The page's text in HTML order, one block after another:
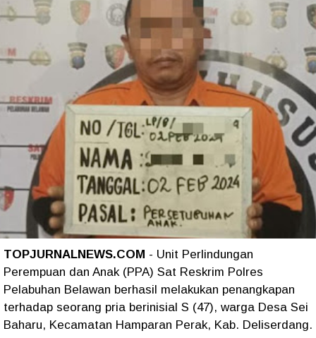
TOPJURNALNEWS.COM - Unit Perlindungan
Perempuan dan Anak (PPA) Sat Reskrim Polres
Pelabuhan Belawan berhasil melakukan penangkapan
terhadap seorang pria berinisial S (47), warga Desa Sei
Baharu, Kecamatan Hamparan Perak, Kab. Deliserdang.